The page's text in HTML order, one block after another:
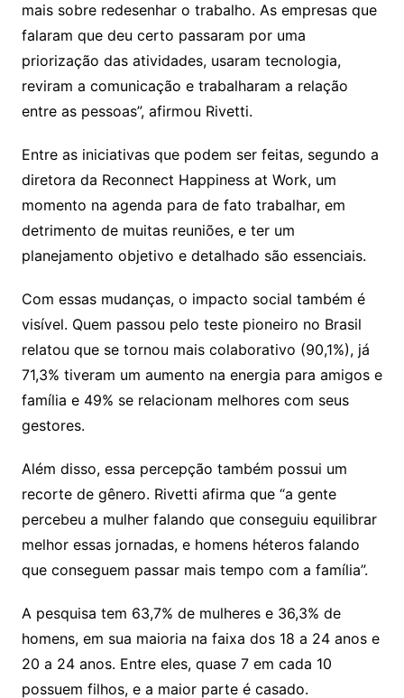
mais sobre redesenhar o trabalho. As empresas que
falaram que deu certo passaram por uma
priorização das atividades, usaram tecnologia,
reviram a comunicação e trabalharam a relação
entre as pessoas”, afirmou Rivetti.
Entre as iniciativas que podem ser feitas, segundo a
diretora da Reconnect Happiness at Work, um
momento na agenda para de fato trabalhar, em
detrimento de muitas reuniões, e ter um
planejamento objetivo e detalhado são essenciais.
Com essas mudanças, o impacto social também é
visível. Quem passou pelo teste pioneiro no Brasil
relatou que se tornou mais colaborativo (90,1%), já
71,3% tiveram um aumento na energia para amigos e
família e 49% se relacionam melhores com seus
gestores.
Além disso, essa percepção também possui um
recorte de gênero. Rivetti afirma que “a gente
percebeu a mulher falando que conseguiu equilibrar
melhor essas jornadas, e homens héteros falando
que conseguem passar mais tempo com a família”.
A pesquisa tem 63,7% de mulheres e 36,3% de
homens, em sua maioria na faixa dos 18 a 24 anos e
20 a 24 anos. Entre eles, quase 7 em cada 10
possuem filhos, e a maior parte é casado.